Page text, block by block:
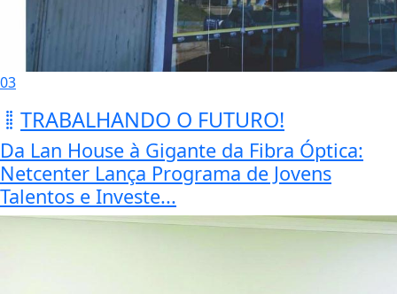
03
TRABALHANDO O FUTURO!
Da Lan House à Gigante da Fibra Óptica:
Netcenter Lança Programa de Jovens
Talentos e Investe...